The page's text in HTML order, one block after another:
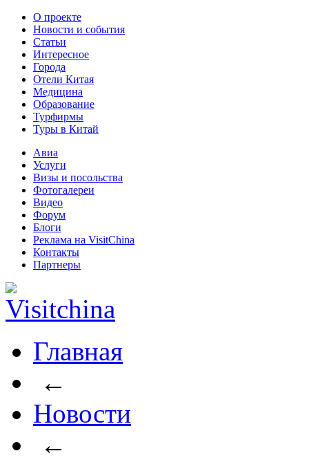
О проекте
Новости и события
Статьи
Интересное
Города
Отели Китая
Медицина
Образование
Турфирмы
Туры в Китай
Авиа
Услуги
Визы и посольства
Фотогалереи
Видео
Форум
Блоги
Реклама на VisitChina
Контакты
Партнеры
Главная
←
Новости
←